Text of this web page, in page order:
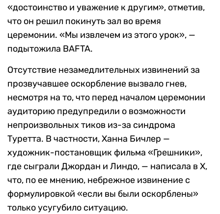
«достоинство и уважение к другим», отметив,
что он решил покинуть зал во время
церемонии. «Мы извлечем из этого урок», —
подытожила BAFTA.
Отсутствие незамедлительных извинений за
прозвучавшее оскорбление вызвало гнев,
несмотря на то, что перед началом церемонии
аудиторию предупредили о возможности
непроизвольных тиков из-за синдрома
Туретта. В частности, Ханна Бичлер —
художник-постановщик фильма «Грешники»,
где сыграли Джордан и Линдо, — написала в X,
что, по ее мнению, небрежное извинение с
формулировкой «если вы были оскорблены»
только усугубило ситуацию.